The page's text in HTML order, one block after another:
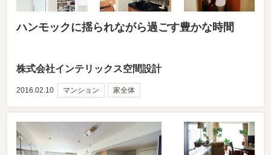
ハンモックに揺られながら過ごす豊かな時間
株式会社インテリックス空間設計
2016.02.10 マンション 家全体